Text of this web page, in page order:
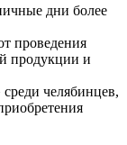
дни более
проведения
продукции и
челябинцев,